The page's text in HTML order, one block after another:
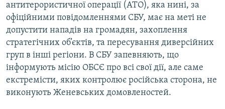
антитерористичної операції (АТО), яка нині, за
офіційними повідомленнями СБУ, має на меті не
допустити нападів на громадян, захоплення
стратегічних об’єктів, та пересування диверсійних
груп в інші регіони. В СБУ запевняють, що
інформують місію ОБСЄ про всі свої дії, але саме
екстремісти, яких контролює російська сторона, не
виконують Женевських домовленостей.